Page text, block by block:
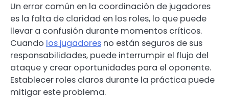
Un error común en la coordinación de jugadores
es la falta de claridad en los roles, lo que puede
llevar a confusión durante momentos críticos.
Cuando los jugadores no están seguros de sus
responsabilidades, puede interrumpir el flujo del
ataque y crear oportunidades para el oponente.
Establecer roles claros durante la práctica puede
mitigar este problema.